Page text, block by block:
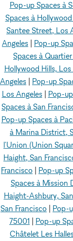
Pop-up Spaces à
Spaces à
Santee Street, Los
Angeles
Pop-up
Spaces à
Hollywood Hills, Los
Angeles
Pop-up
Los Angeles| Pop-
Spaces à San
Pop-up Spaces à
à Marina District,
l'Union (Union
Haight, San
Francisco
Pop-up
Spaces à Mission
Haight-Ashbury,
San Francisco
Pop-
75001
Pop-up
Châtelet Les